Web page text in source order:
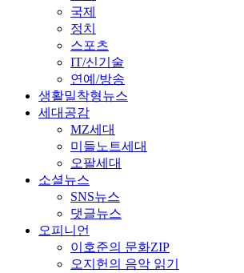
국제
정치
스포츠
IT/신기술
연예/방송
생활밀착형뉴스
세대공감
MZ세대
미들노트세대
오팔세대
소셜뉴스
SNS뉴스
댓글뉴스
오피니언
이호준의 문화ZIP
오지헌의 음악 읽기